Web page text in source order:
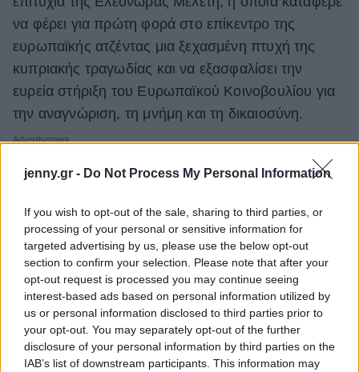
jenny.gr - Do Not Process My Personal Information
If you wish to opt-out of the sale, sharing to third parties, or
processing of your personal or sensitive information for
targeted advertising by us, please use the below opt-out
section to confirm your selection. Please note that after your
opt-out request is processed you may continue seeing
interest-based ads based on personal information utilized by
us or personal information disclosed to third parties prior to
your opt-out. You may separately opt-out of the further
disclosure of your personal information by third parties on the
IAB’s list of downstream participants. This information may
να φέρει για πρώτη φορά στο επίκεντρο της
ευρωπαϊκής ατζέντας μια ξεχασμένη πτυχή της
κυπριακής τραγωδίας και να εξασφαλίσει την
ευρεία στήριξη του Ευρωπαϊκού Κοινοβουλίου για
την αναγνώριση, τη μνήμη και τη δικαιοσύνη.